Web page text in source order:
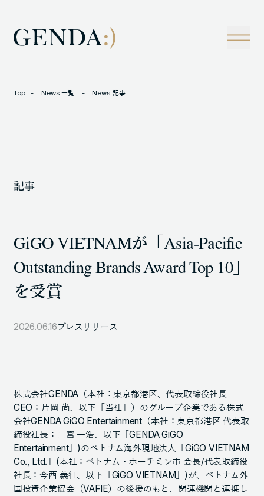
経営理念
インタビュー
トラックレコード
LOCATION
105-7306
東京都港区東新橋1-9-1 東京汐留ビルディング6階
人材に対する考え方
プライバシーポリシー
反社会勢力に対する基本方針
Top News 一覧 News 記事
記事
GiGO VIETNAMが「Asia-Pacific
Outstanding Brands Award Top 10」
を受賞
2026.06.16プレスリリース
株式会社GENDA（本社：東京都港区、代表取締役社長
CEO：片岡 尚、以下「当社」）のグループ企業である株式
会社GENDA GiGO Entertainment（本社：東京都港区 代表取
締役社長：二宮 一浩、以下「GENDA GiGO
Entertainment」)のベトナム海外現地法人「GiGO VIETNAM
Co., Ltd.」(本社：ベトナム・ホーチミン市 会長/代表取締役
社長：今西 義征、以下「GiGO VIETNAM」)が、ベトナム外
国投資企業協会（VAFIE）の後援のもと、関連機関と連携し